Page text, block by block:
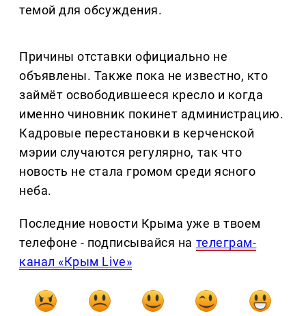
темой для обсуждения.
Причины отставки официально не
объявлены. Также пока не известно, кто
займёт освободившееся кресло и когда
именно чиновник покинет администрацию.
Кадровые перестановки в керченской
мэрии случаются регулярно, так что
новость не стала громом среди ясного
неба.
Последние новости Крыма уже в твоем
телефоне - подписывайся на телеграм-
канал «Крым Live»